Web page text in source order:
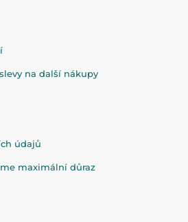
na další nákupy
údajů
maximální důraz